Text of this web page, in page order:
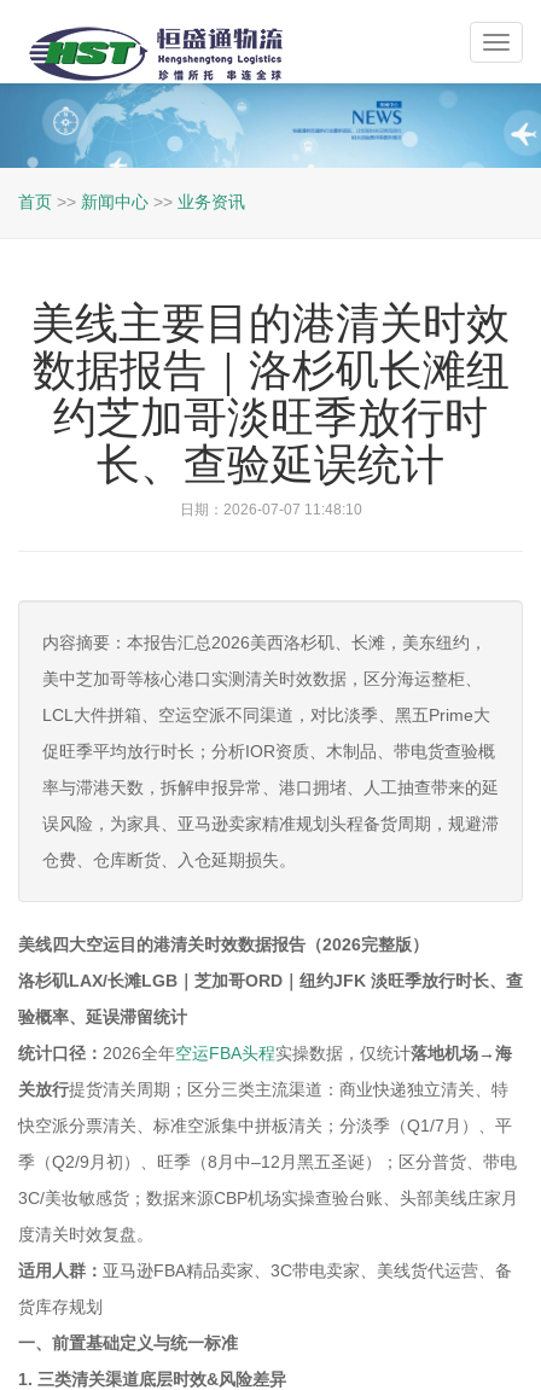
首页 >> 新闻中心 >> 业务资讯
美线主要目的港清关时效
数据报告｜洛杉矶长滩纽
约芝加哥淡旺季放行时
长、查验延误统计
日期：2026-07-07 11:48:10
内容摘要：本报告汇总2026美西洛杉矶、长滩，美东纽约，
美中芝加哥等核心港口实测清关时效数据，区分海运整柜、
LCL大件拼箱、空运空派不同渠道，对比淡季、黑五Prime大
促旺季平均放行时长；分析IOR资质、木制品、带电货查验概
率与滞港天数，拆解申报异常、港口拥堵、人工抽查带来的延
误风险，为家具、亚马逊卖家精准规划头程备货周期，规避滞
仓费、仓库断货、入仓延期损失。
美线四大空运目的港清关时效数据报告（2026完整版）
洛杉矶LAX/长滩LGB｜芝加哥ORD｜纽约JFK 淡旺季放行时长、查
验概率、延误滞留统计
统计口径： 2026全年空运FBA头程实操数据，仅统计落地机场→海
关放行提货清关周期；区分三类主流渠道：商业快递独立清关、特
快空派分票清关、标准空派集中拼板清关；分淡季（Q1/7月）、平
季（Q2/9月初）、旺季（8月中–12月黑五圣诞）；区分普货、带电
3C/美妆敏感货；数据来源CBP机场实操查验台账、头部美线庄家月
度清关时效复盘。
适用人群： 亚马逊FBA精品卖家、3C带电卖家、美线货代运营、备
货库存规划
一、前置基础定义与统一标准
1. 三类清关渠道底层时效&风险差异